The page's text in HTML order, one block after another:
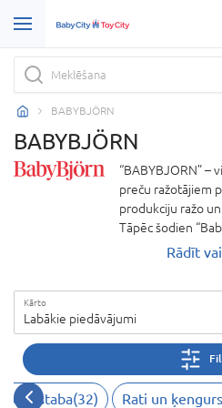
BABYBJÖRN
BABYBJÖRN
“BABYBJORN” –
preču ražotājiem
produkciju ražo
Tāpēc šodien
atrast
“BABYBJORN”
“BABYBJORN”
dizains. Tieši tas
vecākiem un
ķengursomas;
Rādīt
Kārto
Labākie piedāvājumi
Bērnistaba(32) Rati un